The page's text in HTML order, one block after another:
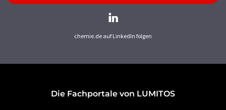
chemie.de auf LinkedIn folgen
Die Fachportale von LUMITOS